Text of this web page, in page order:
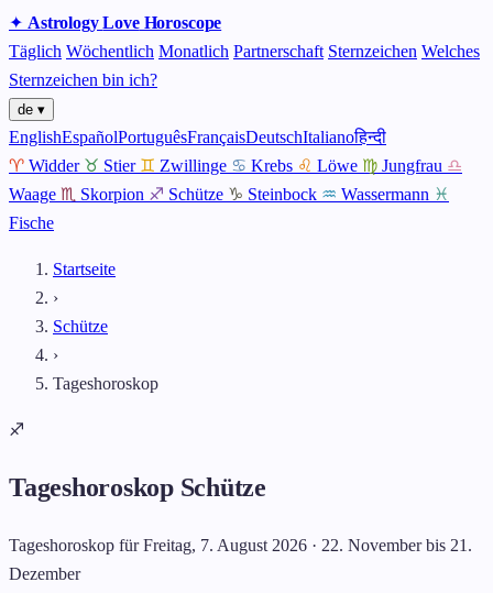
✦ AstrologyLoveHoroscope
Täglich Wöchentlich Monatlich Partnerschaft Sternzeichen Welches
Sternzeichen bin ich?
de ▾
EnglishEspañolPortuguêsFrançaisDeutschItalianoहिन्दी
♈ Widder ♉ Stier ♊ Zwillinge ♋ Krebs ♌ Löwe ♍ Jungfrau ♎
Waage ♏ Skorpion ♐ Schütze ♑ Steinbock ♒ Wassermann ♓
Fische
Startseite
›
Schütze
›
Tageshoroskop
♐
Tageshoroskop Schütze
Tageshoroskop für Freitag, 7. August 2026 · 22. November bis 21.
Dezember